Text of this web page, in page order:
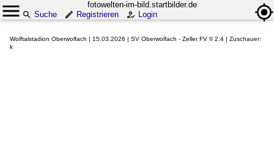
fotowelten-im-bild.startbilder.de
Suche
Registrieren Login
Wolftalstadion Oberwolfach | 15.03.2026 | SV Oberwolfach - Zeller FV II 2:4 | Zuschauer:
k